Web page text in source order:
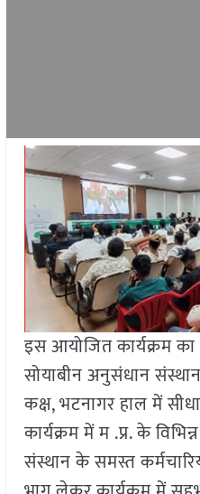
इस आयोजित कार्यक्रम का
सोयाबीन अनुसंधान
कक्ष, भटनागर हाल में
कार्यक्रम में म .प्र. के
संस्थान के समस्त